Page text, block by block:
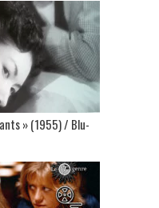
» (1955) / Blu-